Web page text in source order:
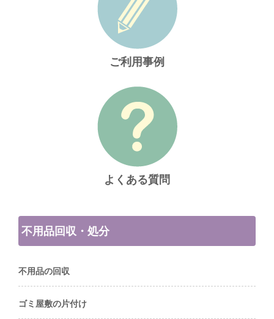
ご利用事例
よくある質問
不用品回収・処分
不用品の回収
ゴミ屋敷の片付け